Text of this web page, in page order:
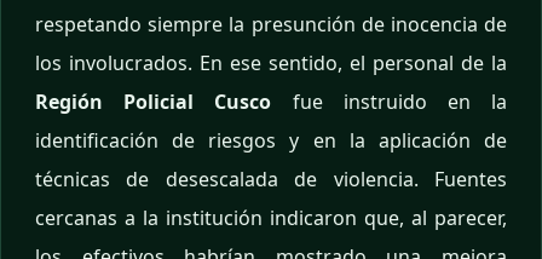
respetando siempre la presunción de inocencia de
los involucrados. En ese sentido, el personal de la
Región Policial Cusco fue instruido en la
identificación de riesgos y en la aplicación de
técnicas de desescalada de violencia. Fuentes
cercanas a la institución indicaron que, al parecer,